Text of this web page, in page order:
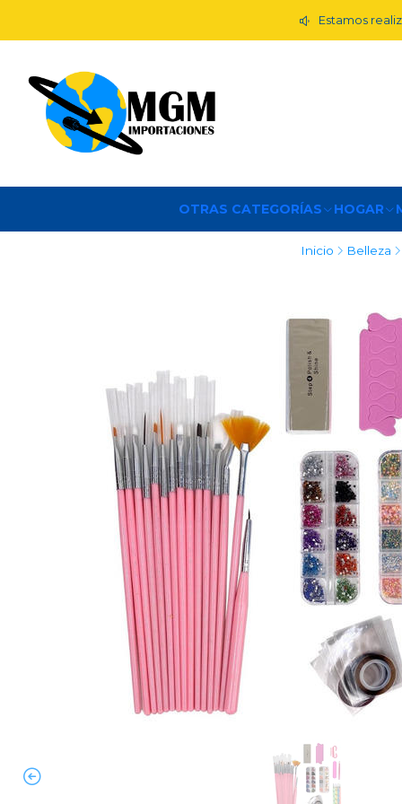
OTRAS CATEGORÍAS HOGAR
Estamos
Inicio Belleza